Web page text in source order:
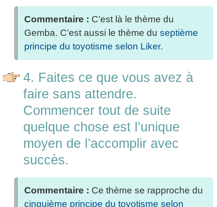
Commentaire : C’est là le thème du
Gemba. C’est aussi le thème du septième
principe du toyotisme selon Liker.
4. Faites ce que vous avez à
faire sans attendre.
Commencer tout de suite
quelque chose est l’unique
moyen de l’accomplir avec
succès.
Commentaire : Ce thème se rapproche du
cinquième principe du toyotisme selon